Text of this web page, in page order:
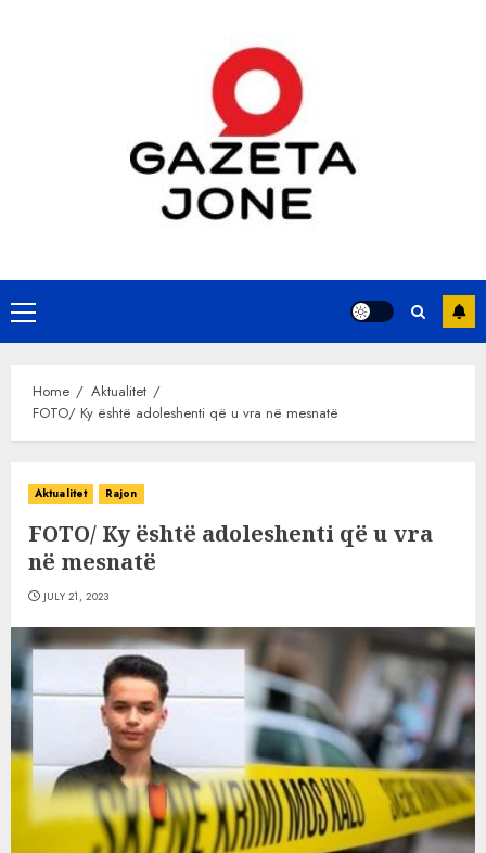
Primary
Menu
Home
Aktualitet
FOTO/ Ky është adoleshenti që u vra në mesnatë
Aktualitet Rajon
FOTO/ Ky është adoleshenti që u vra
në mesnatë
JULY 21, 2023